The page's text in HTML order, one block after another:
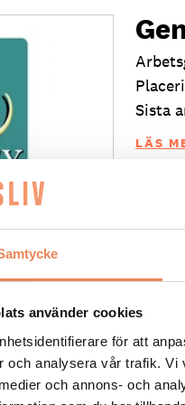
använder cookies
för att
och analysera vår trafik. Vi
och annons- och
Sista
LÄS
Kock
Sista